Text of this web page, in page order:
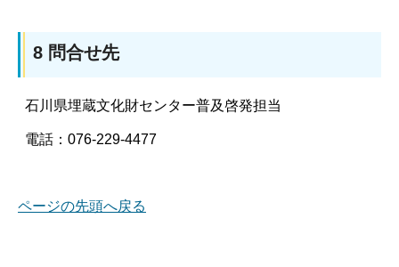
8 問合せ先
石川県埋蔵文化財センター普及啓発担当
電話：076-229-4477
ページの先頭へ戻る